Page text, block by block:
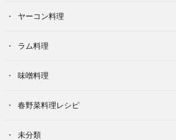
ヤーコン料理
ラム料理
味噌料理
春野菜料理レシピ
未分類